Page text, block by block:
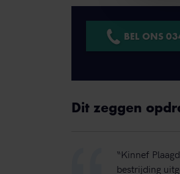
BEL ONS
Dit zeggen
“Kinnef
bestrijding